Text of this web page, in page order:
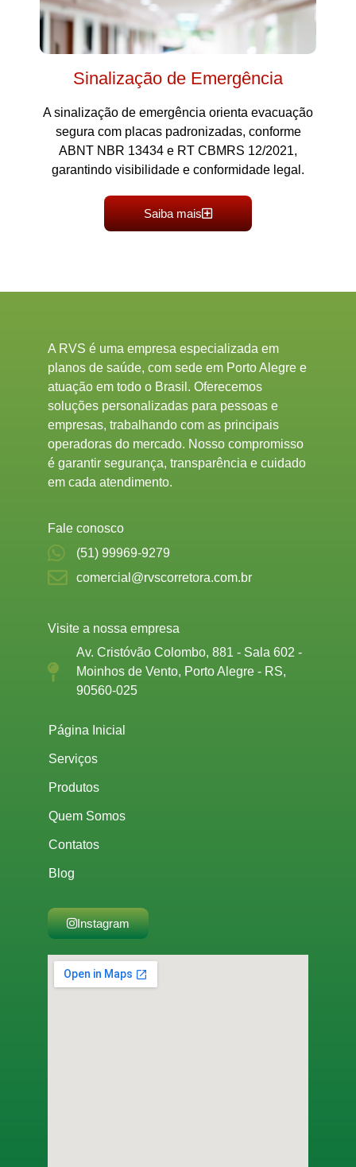
Sinalização de Emergência
A sinalização de emergência orienta evacuação
segura com placas padronizadas, conforme
ABNT NBR 13434 e RT CBMRS 12/2021,
garantindo visibilidade e conformidade legal.
Saiba mais
A RVS é uma empresa especializada em
planos de saúde, com sede em Porto Alegre e
atuação em todo o Brasil. Oferecemos
soluções personalizadas para pessoas e
empresas, trabalhando com as principais
operadoras do mercado. Nosso compromisso
é garantir segurança, transparência e cuidado
em cada atendimento.
Fale conosco
(51) 99969-9279
comercial@rvscorretora.com.br
Visite a nossa empresa
Av. Cristóvão Colombo, 881 - Sala 602 -
Moinhos de Vento, Porto Alegre - RS,
90560-025
Página Inicial
Serviços
Produtos
Quem Somos
Contatos
Blog
Instagram